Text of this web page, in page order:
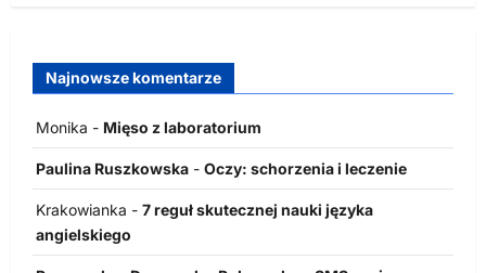
Najnowsze komentarze
Monika - Mięso z laboratorium
Paulina Ruszkowska - Oczy: schorzenia i leczenie
Krakowianka - 7 reguł skutecznej nauki języka
angielskiego